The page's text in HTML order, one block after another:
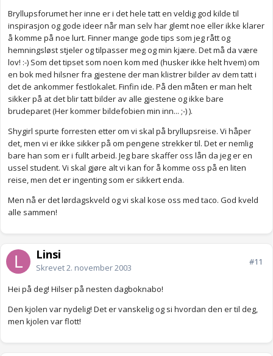
Bryllupsforumet her inne er i det hele tatt en veldig god kilde til
inspirasjon og gode ideer når man selv har glemt noe eller ikke klarer
å komme på noe lurt. Finner mange gode tips som jeg rått og
hemningsløst stjeler og tilpasser meg og min kjære. Det må da være
lov! :-) Som det tipset som noen kom med (husker ikke helt hvem) om
en bok med hilsner fra gjestene der man klistrer bilder av dem tatt i
det de ankommer festlokalet. Finfin ide. På den måten er man helt
sikker på at det blir tatt bilder av alle gjestene og ikke bare
brudeparet (Her kommer bildefobien min inn... ;-) ).
Shygirl spurte forresten etter om vi skal på bryllupsreise. Vi håper
det, men vi er ikke sikker på om pengene strekker til. Det er nemlig
bare han som er i fullt arbeid. Jeg bare skaffer oss lån da jeg er en
ussel student. Vi skal gjøre alt vi kan for å komme oss på en liten
reise, men det er ingenting som er sikkert enda.
Men nå er det lørdagskveld og vi skal kose oss med taco. God kveld
alle sammen!
Linsi
Skrevet2. november 2003
#11
Hei på deg! Hilser på nesten dagboknabo!
Den kjolen var nydelig! Det er vanskelig og si hvordan den er til deg,
men kjolen var flott!